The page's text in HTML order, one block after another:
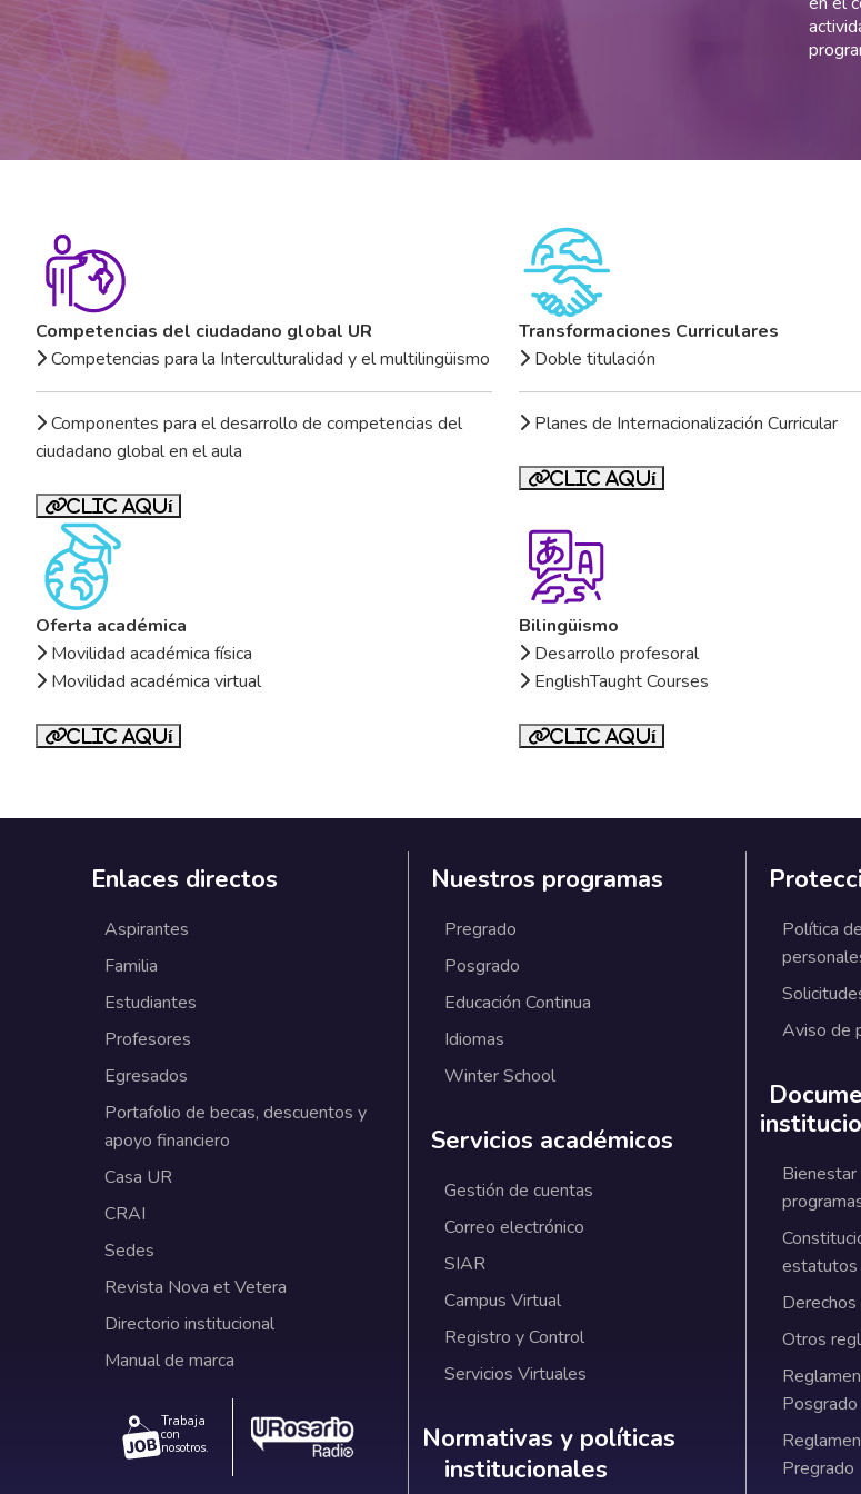
Competencias del ciudadano global UR
Competencias para la Interculturalidad y el multilingüismo
Componentes para el desarrollo de competencias del
ciudadano global en el aula
Clic aquí
Transformaciones Curriculares
Doble titulación
Planes de Internacionalización Curricular
Clic aquí
Oferta académica
Movilidad académica física
Movilidad académica virtual
Clic aquí
Bilingüismo
Desarrollo profesoral
EnglishTaught Courses
Clic aquí
Enlaces directos
Aspirantes
Familia
Estudiantes
Profesores
Egresados
Portafolio de becas, descuentos y
apoyo financiero
Casa UR
CRAI
Sedes
Revista Nova et Vetera
Directorio institucional
Manual de marca
Trabaja
con
nosotros.
Nuestros programas
Pregrado
Posgrado
Educación Continua
Idiomas
Winter School
Servicios académicos
Gestión de cuentas
Correo electrónico
SIAR
Campus Virtual
Registro y Control
Servicios Virtuales
Normativas y políticas
Normativas y políticas
institucionales
Política
Aviso de
estatutos
Derechos
Otros
Posgrado
Pregrado